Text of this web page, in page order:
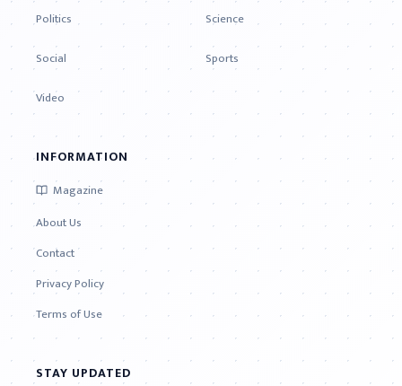
Politics
Science
Social
Sports
Video
INFORMATION
Magazine
About Us
Contact
Privacy Policy
Terms of Use
STAY UPDATED